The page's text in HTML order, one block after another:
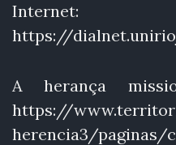
Internet:
https://
A herança
https://
herencia3/paginas/